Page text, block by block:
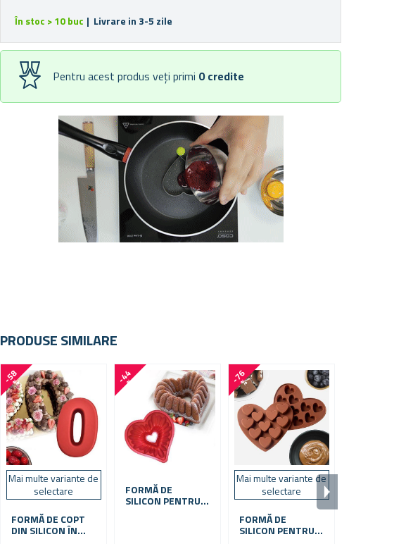
În stoc > 10 buc | Livrare in 3-5 zile
Pentru acest produs veți primi 0 credite
PRODUSE SIMILARE
-
5
8
%
Mai multe variante de
selectare
FORMĂ DE COPT
DIN SILICON ÎN
-
4
4
%
FORMĂ DE
SILICON PENTRU
-
7
6
%
Mai multe variante de
selectare
FORMĂ DE
SILICON PENTRU